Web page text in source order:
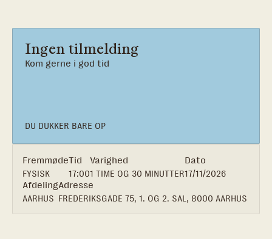
DU DUKKER BARE OP
Ingen tilmelding
Kom gerne i god tid
Fremmøde
FYSISK
Tid
17:00
Varighed
1 TIME OG 30 MINUTTER
Dato
17/11/2026
Afdeling
AARHUS
Adresse
FREDERIKSGADE 75, 1. OG 2. SAL, 8000 AARHUS